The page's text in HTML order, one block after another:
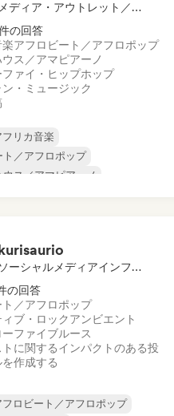
メディア・アウトレット／ジャーナリスト
の回答
アフロビート／アフロポップ
ス／アマピアーノ
ァイ・ヒップホップ
・ミュージック
フリカ音楽
ト／アフロポップ
ウス／アマピアーノ
ショナル・ラップ
ソーシャルメディアインフルエンサー
の回答
／アフロポップ
ブ・ロックアンビエント
ファイブルース
に関するインパクトのある投
作成する
フロビート／アフロポップ